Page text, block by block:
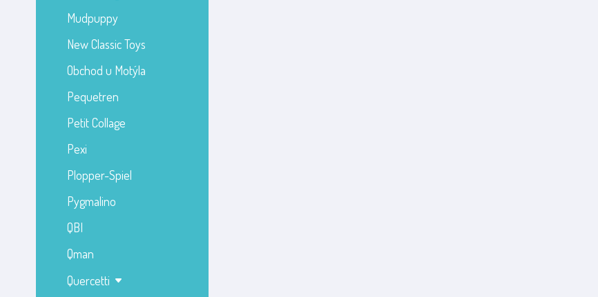
Mudpuppy
New Classic Toys
Obchod u Motýla
Pequetren
Petit Collage
Pexi
Plopper-Spiel
Pygmalino
QBI
Qman
Quercetti